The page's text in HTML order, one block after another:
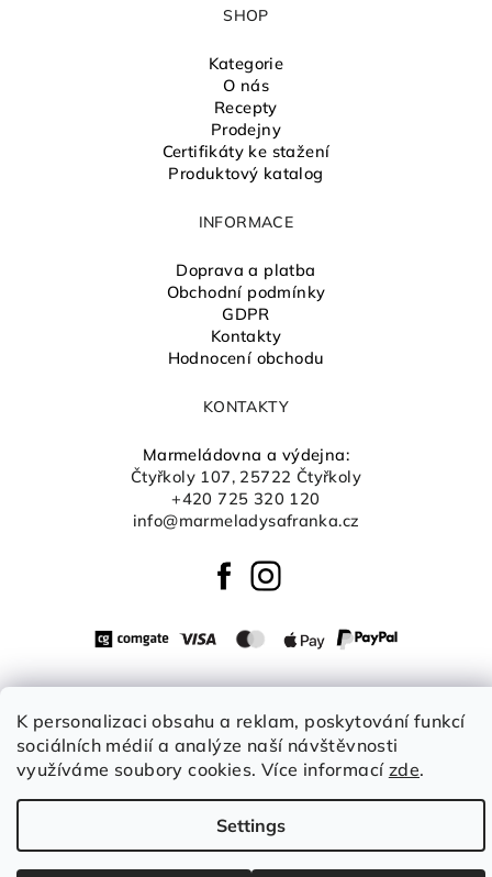
K personalizaci obsahu a reklam, poskytování funkcí
sociálních médií a analýze naší návštěvnosti
využíváme soubory cookies. Více informací zde.
Settings
SHOP
Kategorie
O nás
Recepty
Prodejny
Certifikáty ke stažení
Produktový katalog
INFORMACE
Doprava a platba
Obchodní podmínky
GDPR
Kontakty
Hodnocení obchodu
KONTAKTY
Marmeládovna a výdejna:
Čtyřkoly 107, 25722 Čtyřkoly
+420 725 320 120
info@marmeladysafranka.cz
cookie settings
Created by Shoptet